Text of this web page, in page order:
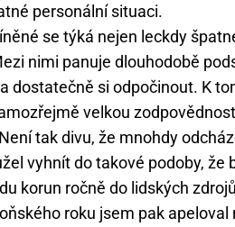
personální situaci.
se týká nejen leckdy
nimi panuje dlouhodobě
dostatečně si odpočinout. K
velkou
tak divu, že mnohdy
vyhnít do takové podoby,
korun ročně do lidských
roku jsem pak